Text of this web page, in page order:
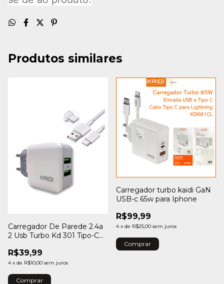
Produtos similares
Carregador De Parede 2.4a
2 Usb Turbo Kd 301 Tipo-C
R$39,99
4 x de R$10,00 sem juros
Carregador turbo kaidi GaN
USB-c 65w para Iphone
R$99,99
4 x de R$25,00 sem juros